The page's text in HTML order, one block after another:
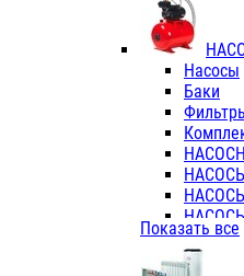
ТРУБЫ
Насосы
Баки
Показать все